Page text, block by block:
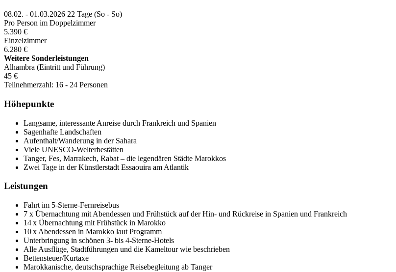
08.02. - 01.03.2026 22 Tage (So - So)
Pro Person im Doppelzimmer
5.390 €
Einzelzimmer
6.280 €
Weitere Sonderleistungen
Alhambra (Eintritt und Führung)
45 €
Teilnehmerzahl: 16 - 24 Personen
Höhepunkte
Langsame, interessante Anreise durch Frankreich und Spanien
Sagenhafte Landschaften
Aufenthalt/Wanderung in der Sahara
Viele UNESCO-Welterbestätten
Tanger, Fes, Marrakech, Rabat – die legendären Städte Marokkos
Zwei Tage in der Künstlerstadt Essaouira am Atlantik
Leistungen
Fahrt im 5-Sterne-Fernreisebus
7 x Übernachtung mit Abendessen und Frühstück auf der Hin- und Rückreise in Spanien und Frankreich
14 x Übernachtung mit Frühstück in Marokko
10 x Abendessen in Marokko laut Programm
Unterbringung in schönen 3- bis 4-Sterne-Hotels
Alle Ausflüge, Stadtführungen und die Kameltour wie beschrieben
Bettensteuer/Kurtaxe
Marokkanische, deutschsprachige Reisebegleitung ab Tanger